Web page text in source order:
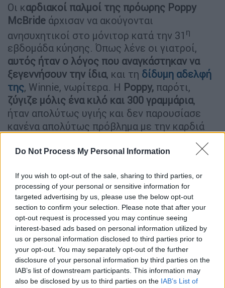
Do Not Process My Personal Information
If you wish to opt-out of the sale, sharing to third parties, or
processing of your personal or sensitive information for
targeted advertising by us, please use the below opt-out
section to confirm your selection. Please note that after your
opt-out request is processed you may continue seeing
interest-based ads based on personal information utilized by
us or personal information disclosed to third parties prior to
your opt-out. You may separately opt-out of the further
disclosure of your personal information by third parties on the
IAB’s list of downstream participants. This information may
also be disclosed by us to third parties on the IAB’s List of
Οι καρδιακοί παλμοί της πρόωρης Poppy
McBride άρχισαν να ακούγονται
ανησυχητικοί στο μόνιτορ κατά την 31 η
εβδομάδα κύησης. Όπως λένε οι γιατροί,
αυτός ήταν ο λόγος που αναγκάστηκαν να
ξεγεννήσουν την ίδια, και τη δίδυμη αδελφή
της, Winnie, νωρίτερα. Η Poppy, παρότι,
ζύγιζε μόλις ένα κιλό και 300 γραμμάρια,
ήταν απολύτως υγιής και δεν παρουσίασε
κανένα απολύτως πρόβλημα με την καρδιά
αδελφή της, Winnie, που είχε σχεδόν
τριπλάσιο από το βάρος της Poppy. Ωστόσο,
αυτή ήταν πουείχε υπανάπτυκτους
πνεύμονεςκαι μεταφέρθηκε στη μονάδα
εντατικής θεραπείας . Η μητέρα των δύο
κοριτσιών λέει ότι οι γιατροί της είπαν ότι,
η Poppy ήταν αυτή που έσωσε τη ζωή της
αδελφής της και ότι, αν καθυστερούσαν
περαιτέρω να γεννήσουν τα δίδυμα, η Winnie